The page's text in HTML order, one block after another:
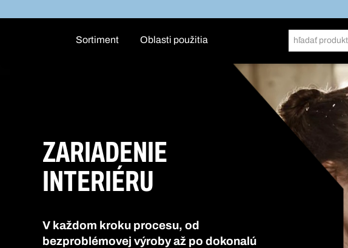
Sortiment Oblasti použitia
ZARIADENIE
INTERIÉRU
V každom kroku procesu, od
bezproblémovej výroby až po dokonalú